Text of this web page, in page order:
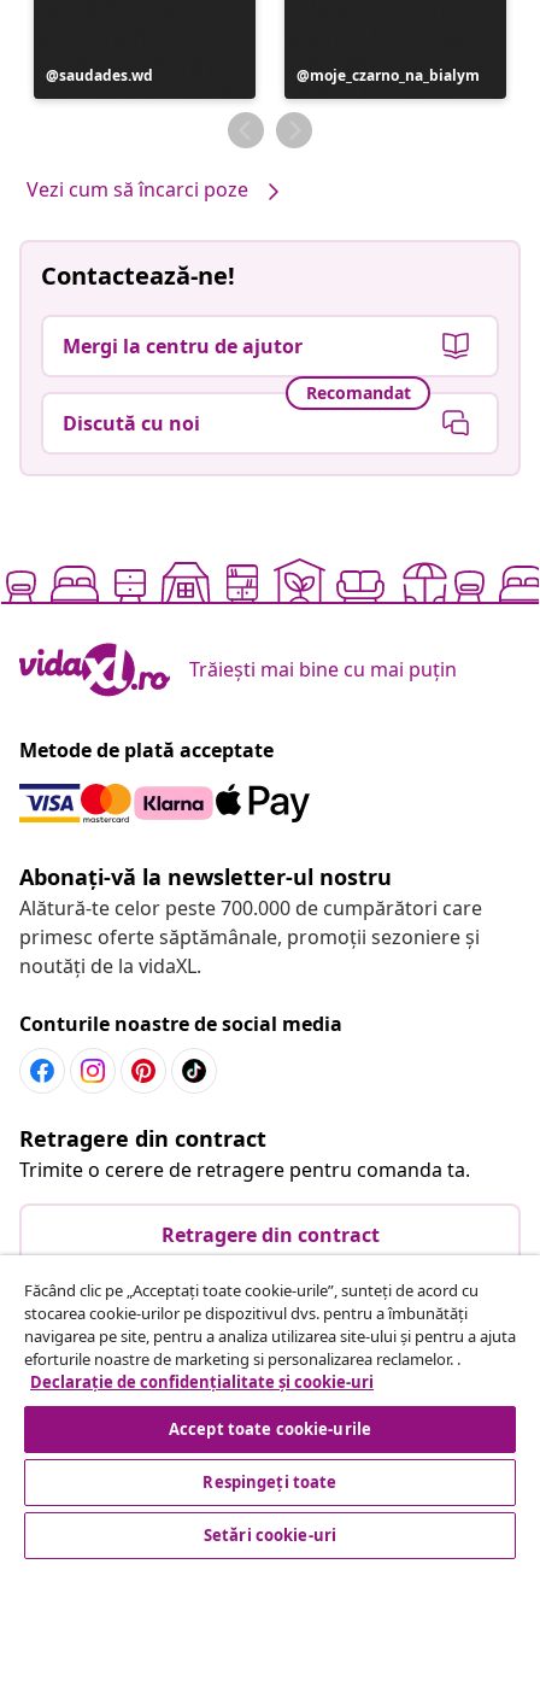
Postare
publicată
saudades.wd
Postare
publicată
de
moje_czarno_na_bialym
Vezi cum să încarci poze
Contactează-ne!
Mergi la centru de ajutor
Recomandat
Discută cu noi
Trăiești mai bine cu mai puțin
Metode de plată acceptate
Abonați-vă la newsletter-ul nostru
Alătură-te celor peste 700.000 de cumpărători care
primesc oferte săptămânale, promoții sezoniere și
noutăți de la vidaXL.
Conturile noastre de social media
Retragere din contract
Trimite o cerere de retragere pentru comanda ta.
Retragere din contract
Serviciu clienți
Business
Descoperă mai multe
Făcând clic pe „Acceptați toate cookie-urile”, sunteți de acord cu
stocarea cookie-urilor pe dispozitivul dvs. pentru a îmbunătăți
navigarea pe site, pentru a analiza utilizarea site-ului și pentru a ajuta
eforturile noastre de marketing si personalizarea reclamelor. .
Declarație de confidențialitate și cookie-uri
Accept toate cookie-urile
Respingeți toate
Setări cookie-uri